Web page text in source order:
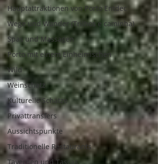
Hauptattraktionen von Porto Entdec
Wege und Wander (Trilhos e caminha)
Spas und Massagen
Porto mit einem Einheimischen
Wild
Weinschatz
Kulturelle Schätze
Privattransfers
Aussichtspunkte
Traditionelle Restaurants
Tavernen und Tascas